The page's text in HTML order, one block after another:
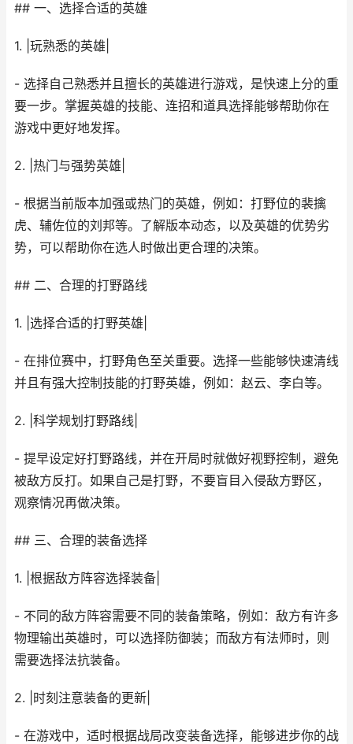
## 一、选择合适的英雄
1. |玩熟悉的英雄|
- 选择自己熟悉并且擅长的英雄进行游戏，是快速上分的重
要一步。掌握英雄的技能、连招和道具选择能够帮助你在
游戏中更好地发挥。
2. |热门与强势英雄|
- 根据当前版本加强或热门的英雄，例如：打野位的裴擒
虎、辅佐位的刘邦等。了解版本动态，以及英雄的优势劣
势，可以帮助你在选人时做出更合理的决策。
## 二、合理的打野路线
1. |选择合适的打野英雄|
- 在排位赛中，打野角色至关重要。选择一些能够快速清线
并且有强大控制技能的打野英雄，例如：赵云、李白等。
2. |科学规划打野路线|
- 提早设定好打野路线，并在开局时就做好视野控制，避免
被敌方反打。如果自己是打野，不要盲目入侵敌方野区，
观察情况再做决策。
## 三、合理的装备选择
1. |根据敌方阵容选择装备|
- 不同的敌方阵容需要不同的装备策略，例如：敌方有许多
物理输出英雄时，可以选择防御装；而敌方有法师时，则
需要选择法抗装备。
2. |时刻注意装备的更新|
- 在游戏中，适时根据战局改变装备选择，能够进步你的战